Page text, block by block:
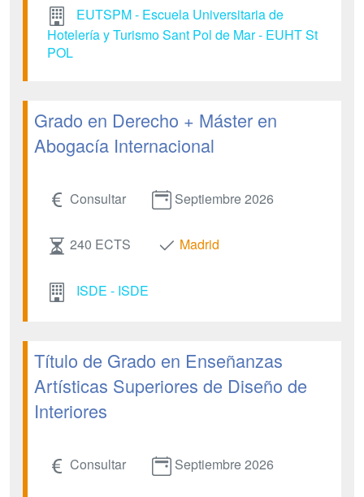
EUTSPM - Escuela Universitaria de
Hotelería y Turismo Sant Pol de Mar - EUHT St
POL
Grado en Derecho + Máster en
Abogacía Internacional
Consultar Septiembre 2026
240 ECTS Madrid
ISDE - ISDE
Título de Grado en Enseñanzas
Artísticas Superiores de Diseño de
Interiores
Consultar Septiembre 2026